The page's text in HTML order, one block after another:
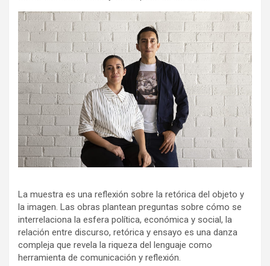
La muestra es una reflexión sobre la retórica del objeto y
la imagen. Las obras plantean preguntas sobre cómo se
interrelaciona la esfera política, económica y social, la
relación entre discurso, retórica y ensayo es una danza
compleja que revela la riqueza del lenguaje como
herramienta de comunicación y reflexión.